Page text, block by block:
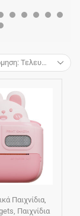
Παιχνίδια,
Παιχνίδια